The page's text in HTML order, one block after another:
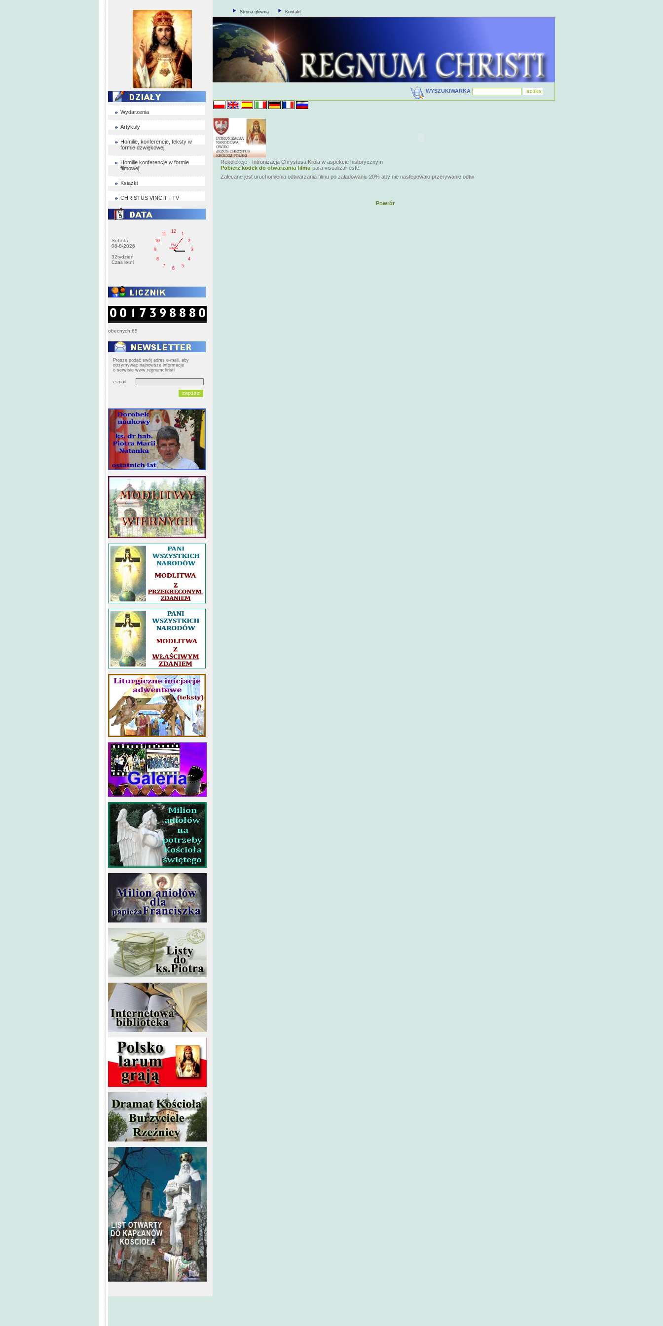
Wydarzenia
Artykuły
Homilie, konferencje, teksty w
formie dzwiękowej
Homilie konferencje w formie
filmowej
Książki
CHRISTUS VINCIT - TV
Sobota
08-8-2026
32tydzień
Czas letni
1
2
3
4
5
6
7
8
9
10
11
12
PM
sobota
obecnych:65
Proszę podać swój adres e-mail, aby
otrzymywać najnowsze informacje
o serwisie www.regnumchristi
e-mail
Strona główna Kontakt
WYSZUKIWARKA
Rekolekcje - Intronizacja Chrystusa Króla w aspekcie historycznym
Pobierz kodek do otwarzania filmu para visualizar este.
Zalecane jest uruchomienia odtwarzania filmu po załadowaniu 20% aby nie nastepowało przerywanie odtw
Powrót